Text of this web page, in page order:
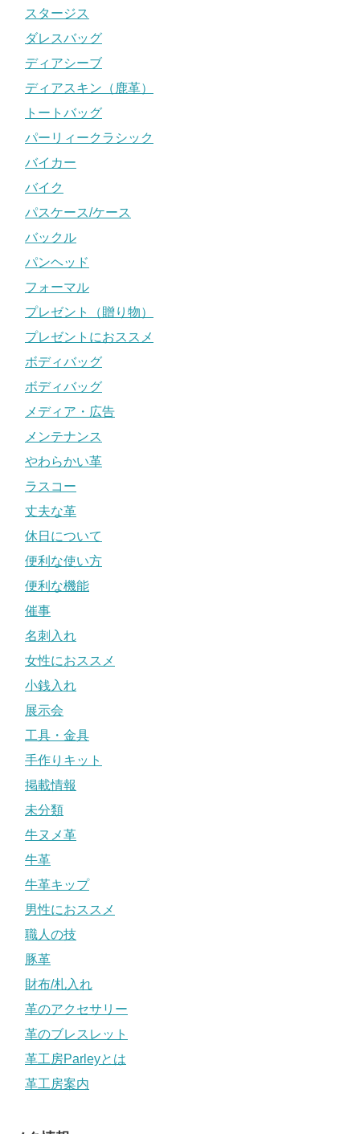
スタージス
ダレスバッグ
ディアシーブ
ディアスキン（鹿革）
トートバッグ
パーリィークラシック
バイカー
バイク
パスケース/ケース
バックル
パンヘッド
フォーマル
プレゼント（贈り物）
プレゼントにおススメ
ボディバッグ
ボディバッグ
メディア・広告
メンテナンス
やわらかい革
ラスコー
丈夫な革
休日について
便利な使い方
便利な機能
催事
名刺入れ
女性におススメ
小銭入れ
展示会
工具・金具
手作りキット
掲載情報
未分類
牛ヌメ革
牛革
牛革キップ
男性におススメ
職人の技
豚革
財布/札入れ
革のアクセサリー
革のブレスレット
革工房Parleyとは
革工房案内